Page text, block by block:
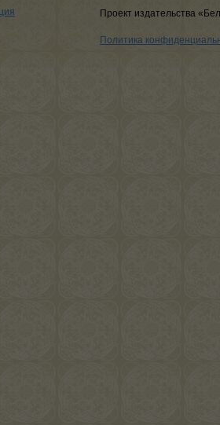
Проект издательства
Политика